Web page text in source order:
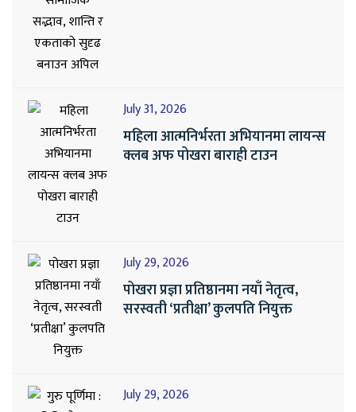
July 31, 2026
महिला आत्मनिर्भरता अभियानमा लायन्स
क्लब अफ पोखरा बाराही टाउन
July 29, 2026
पोखरा प्रज्ञा प्रतिष्ठानमा नयाँ नेतृत्व,
सरस्वती ‘प्रतीक्षा’ कुलपति नियुक्त
July 29, 2026